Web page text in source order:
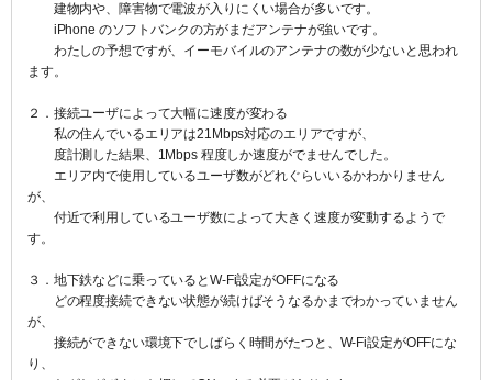
建物内や、障害物で電波が入りにくい場合が多いです。
iPhone のソフトバンクの方がまだアンテナが強いです。
わたしの予想ですが、イーモバイルのアンテナの数が少ないと思われ
ます。
２．接続ユーザによって大幅に速度が変わる
私の住んでいるエリアは21Mbps対応のエリアですが、
度計測した結果、1Mbps 程度しか速度がでませんでした。
エリア内で使用しているユーザ数がどれぐらいいるかわかりません
が、
付近で利用しているユーザ数によって大きく速度が変動するようで
す。
３．地下鉄などに乗っているとW-Fi設定がOFFになる
どの程度接続できない状態が続けばそうなるかまでわかっていません
が、
接続ができない環境下でしばらく時間がたつと、W-Fi設定がOFFにな
り、